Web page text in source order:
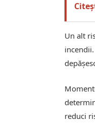
Un alt
reduci